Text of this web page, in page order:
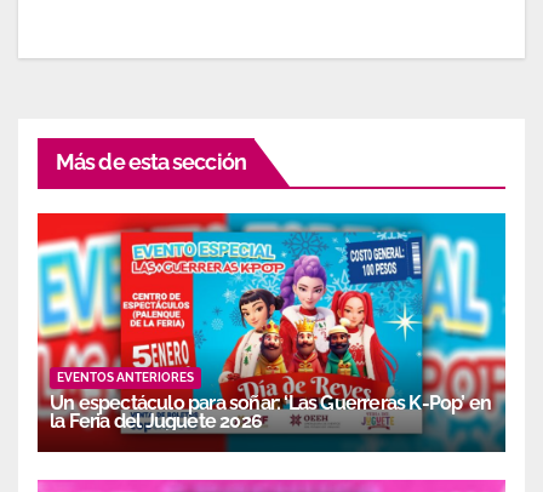
Más de esta sección
EVENTOS ANTERIORES
Un espectáculo para soñar: ‘Las Guerreras K-Pop’ en
la Feria del Juguete 2026